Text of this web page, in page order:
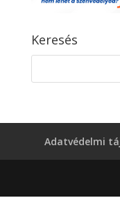
Keresés
Adatvédelmi